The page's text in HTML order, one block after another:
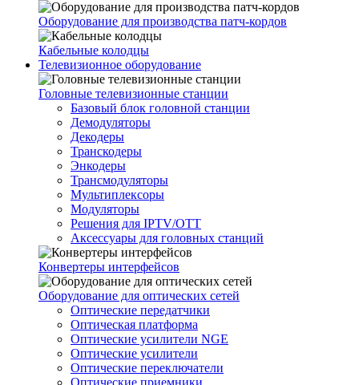
Оборудование для производства патч-кордов
Кабельные колодцы
Телевизионное оборудование
Головные телевизионные станции
Базовый блок головной станции
Демодуляторы
Декодеры
Транскодеры
Энкодеры
Трансмодуляторы
Мультиплексоры
Модуляторы
Решения для IPTV/OTT
Аксессуары для головных станций
Конвертеры интерфейсов
Оборудование для оптических сетей
Оптические передатчики
Оптическая платформа
Оптические усилители NGE
Оптические усилители
Оптические переключатели
Оптические приемники